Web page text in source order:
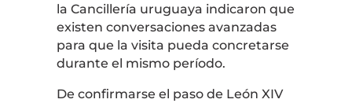
la Cancillería uruguaya indicaron que
existen conversaciones avanzadas
para que la visita pueda concretarse
durante el mismo período.
De confirmarse el paso de León XIV